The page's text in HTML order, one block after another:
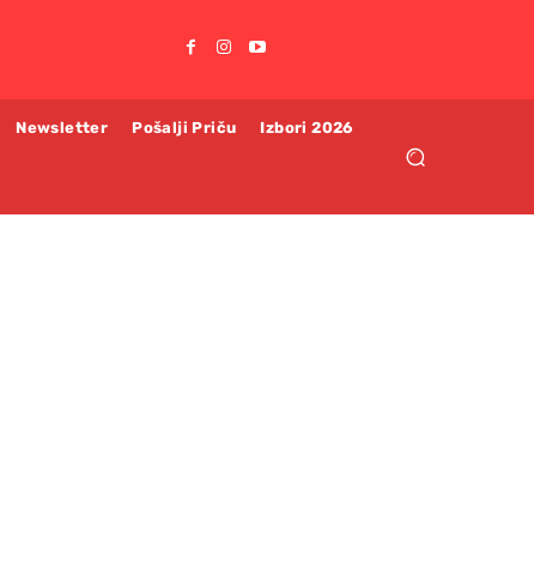
Newsletter Pošalji Priču Izbori 2026